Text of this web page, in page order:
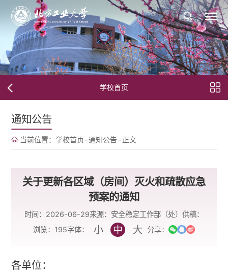
学校首页
通知公告
当前位置： 学校首页-通知公告-正文
关于更新各区域（房间）灭火和疏散应急
预案的通知
时间：2026-06-29来源：安全稳定工作部（处） 供稿：
浏览： 195字体： 小 中 大 分享：
各单位：